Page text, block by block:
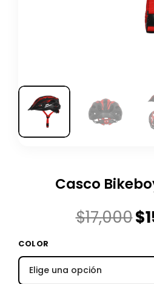
Casco
$17,000El
$
COLOR
Casco
Bikeboy
con